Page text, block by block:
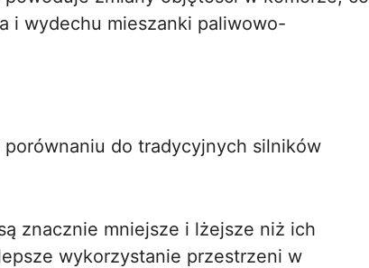
i wydechu mieszanki paliwowo-
do tradycyjnych silników
znacznie mniejsze i lżejsze niż ich
wykorzystanie przestrzeni w